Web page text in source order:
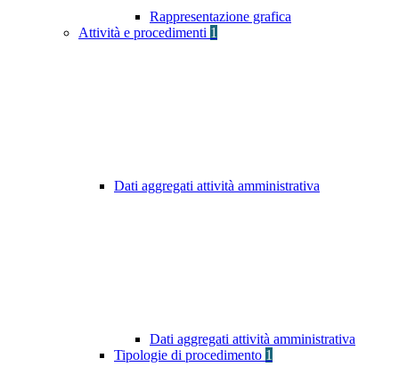
Rappresentazione grafica
Attività e procedimenti 1
Dati aggregati attività amministrativa
Dati aggregati attività amministrativa
Tipologie di procedimento 1